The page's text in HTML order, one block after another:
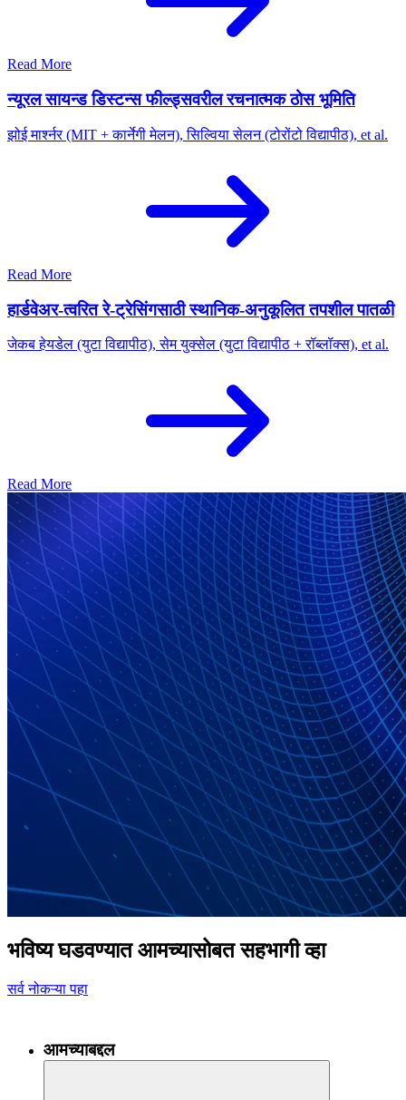
Read More
न्यूरल सायन्ड डिस्टन्स फील्ड्सवरील रचनात्मक ठोस भूमिति
झोई मार्श्नर (MIT + कार्नेगी मेलन), सिल्विया सेलन (टोरोंटो विद्यापीठ), et al.
Read More
हार्डवेअर-त्वरित रे-ट्रेसिंगसाठी स्थानिक-अनुकूलित तपशील पातळी
जेकब हेयडेल (युटा विद्यापीठ), सेम युक्सेल (युटा विद्यापीठ + रॉब्लॉक्स), et al.
Read More
भविष्य घडवण्यात आमच्यासोबत सहभागी व्हा
सर्व नोकऱ्या पहा
आमच्याबद्दल